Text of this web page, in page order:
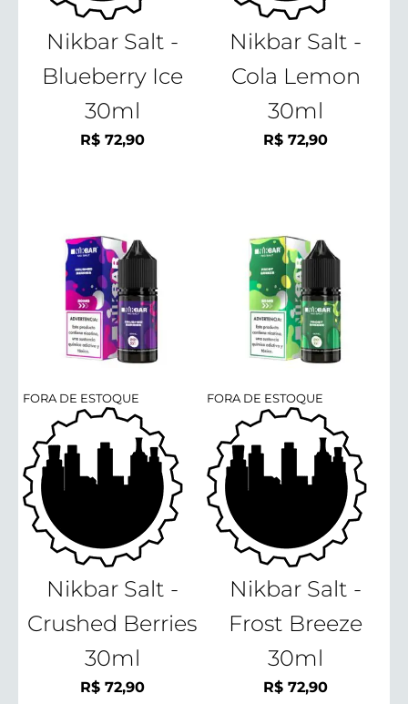
Nikbar Salt -
Blueberry Ice
30ml
R$72,90
Nikbar Salt -
Cola Lemon
30ml
R$ 72,90
FORA DE ESTOQUE
Nikbar Salt -
Crushed Berries
30ml
R$72,90
FORA DE ESTOQUE
Nikbar Salt -
Frost Breeze
30ml
R$ 72,90